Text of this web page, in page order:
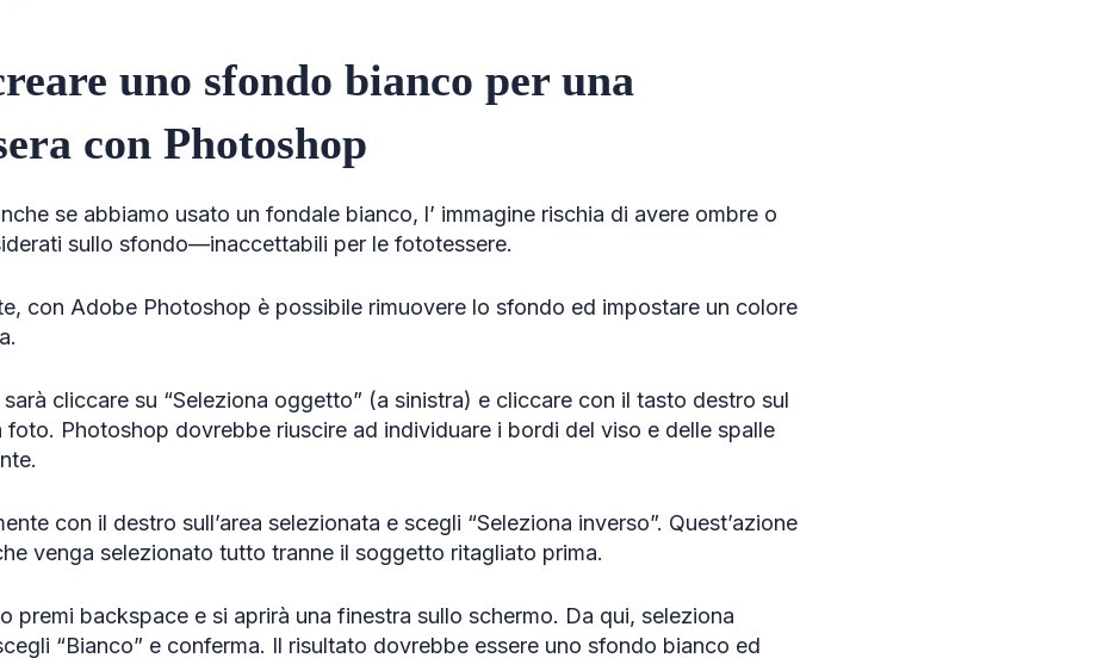
uno sfondo bianco per una
con Photoshop
se abbiamo usato un fondale bianco, l’ immagine rischia di avere ombre o
sullo sfondo—inaccettabili per le fototessere.
con Adobe Photoshop è possibile rimuovere lo sfondo ed impostare un colore
cliccare su “Seleziona oggetto” (a sinistra) e cliccare con il tasto destro sul
Photoshop dovrebbe riuscire ad individuare i bordi del viso e delle spalle
con il destro sull’area selezionata e scegli “Seleziona inverso”. Quest’azione
venga selezionato tutto tranne il soggetto ritagliato prima.
premi backspace e si aprirà una finestra sullo schermo. Da qui, seleziona
“Bianco” e conferma. Il risultato dovrebbe essere uno sfondo bianco ed